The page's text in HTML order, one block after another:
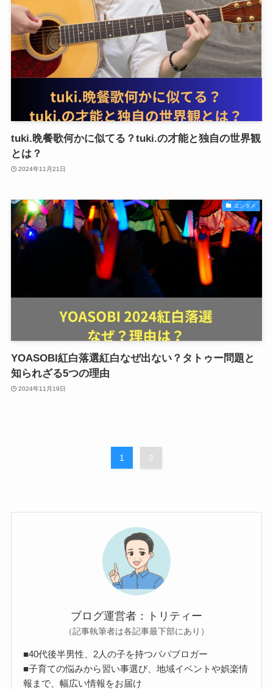
tuki.晩餐歌何かに似てる？tuki.の才能と独自の世界観
とは？
2024年11月21日
エンタメ
YOASOBI紅白落選紅白なぜ出ない？タトゥー問題と
知られざる5つの理由
2024年11月19日
1 2
ブログ運営者：トリティー
（記事執筆者は各記事最下部にあり）
■40代後半男性、2人の子を持つパパブロガー
■子育ての悩みから習い事選び、地域イベントや娯楽情
報まで、幅広い情報をお届け